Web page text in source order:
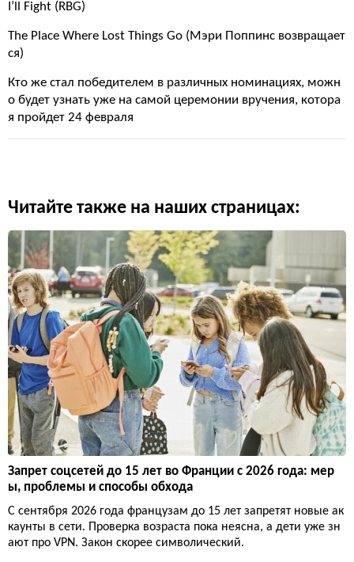
I’ll Fight (RBG)
The Place Where Lost Things Go (Мэри Поппинс возвращает
ся)
Кто же стал победителем в различных номинациях, можн
о будет узнать уже на самой церемонии вручения, котора
я пройдет 24 февраля
Читайте также на наших страницах:
Запрет соцсетей до 15 лет во Франции с 2026 года: мер
ы, проблемы и способы обхода
С сентября 2026 года французам до 15 лет запретят новые ак
каунты в сети. Проверка возраста пока неясна, а дети уже зн
ают про VPN. Закон скорее символический.